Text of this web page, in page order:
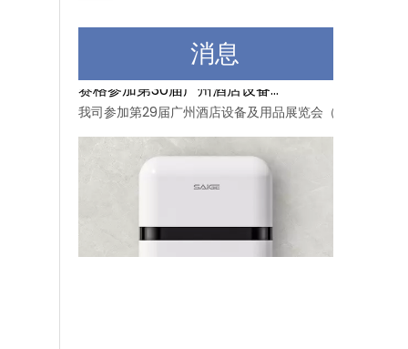
消息
赛格参加第30届广州酒店设备及用品展览会
我司参加第29届广州酒店设备及用品展览会（12月16日